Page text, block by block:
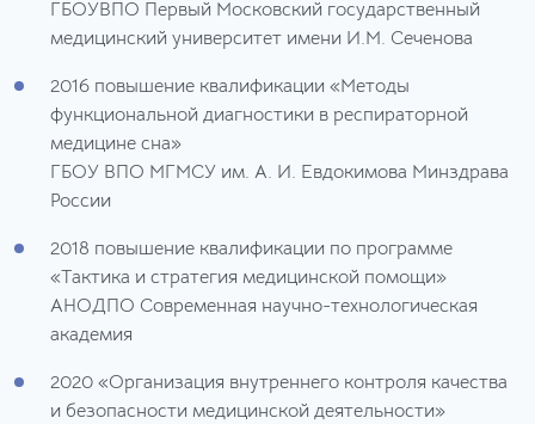
ГБОУВПО Первый Московский государственный
медицинский университет имени И.М. Сеченова
2016 повышение квалификации «Методы
функциональной диагностики в респираторной
медицине сна»
ГБОУ ВПО МГМСУ им. А. И. Евдокимова Минздрава
России
2018 повышение квалификации по программе
«Тактика и стратегия медицинской помощи»
АНОДПО Современная научно-технологическая
академия
2020 «Организация внутреннего контроля качества
и безопасности медицинской деятельности»